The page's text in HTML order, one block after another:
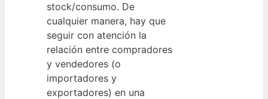
stock/consumo. De
cualquier manera, hay que
seguir con atención la
relación entre compradores
y vendedores (o
importadores y
exportadores) en una